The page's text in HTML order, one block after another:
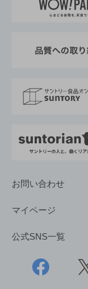
地域情報
サントリーサ
サントリーが
企業概要
採用情報
お問い合わせ
マイページ
公式SNS一覧